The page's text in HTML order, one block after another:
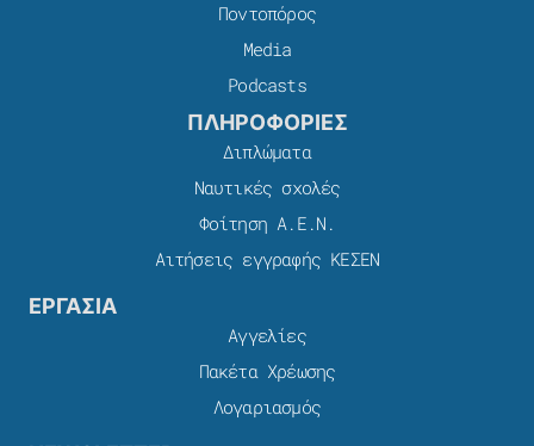
Ποντοπόρος
Media
Podcasts
ΠΛΗΡΟΦΟΡΙΕΣ
Διπλώματα
Ναυτικές σχολές
Φοίτηση Α.Ε.Ν.
Αιτήσεις εγγραφής ΚΕΣΕΝ
ΕΡΓΑΣΙΑ
Αγγελίες
Πακέτα Χρέωσης​
Λογαριασμός